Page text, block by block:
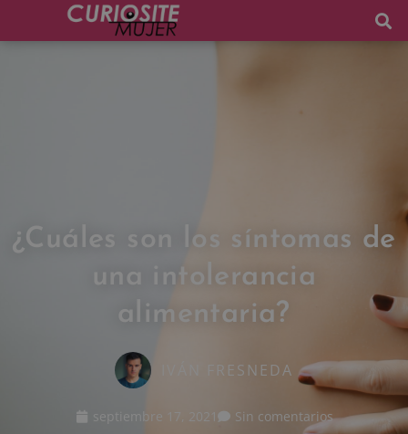
¿Cuáles son los síntomas de
una intolerancia
alimentaria?
IVÁN FRESNEDA
septiembre 17, 2021 Sin comentarios